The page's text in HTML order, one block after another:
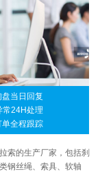
盘当日回复
常24H处理
单全程跟踪
索的生产厂家，包括刹
钢丝绳、索具、软轴